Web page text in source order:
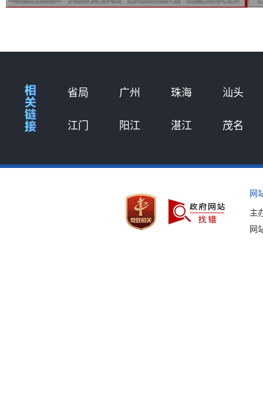
省局 广州 珠海 汕头
江门 阳江 湛江 茂名
网
主
网